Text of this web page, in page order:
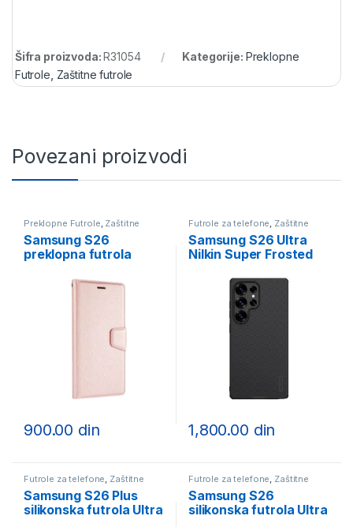
Šifra proizvoda:R31054 Kategorije: Preklopne
Futrole Zaštitne futrole
Povezani proizvodi
Preklopne Futrole, Zaštitne
futrole
Samsung S26
preklopna futrola
900.00 din
Futrole za telefone, Zaštitne
Samsung S26 Ultra
Nilkin Super Frosted
1,800.00 din
Futrole za telefone, Zaštitne
Samsung S26 Plus
silikonska futrola Ultra
Futrole za telefone, Zaštitne
Samsung S26
silikonska futrola Ultra